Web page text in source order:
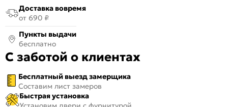
Доставка вовремя
от 690 ₽
Пункты выдачи
бесплатно
С заботой о клиентах
Бесплатный выезд замерщика
Составим лист замеров
Быстрая установка